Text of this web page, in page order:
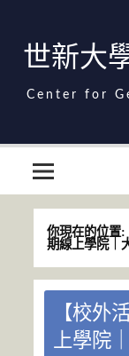
世新大
你現在的位置:
期線上學院｜
【校外
上學院